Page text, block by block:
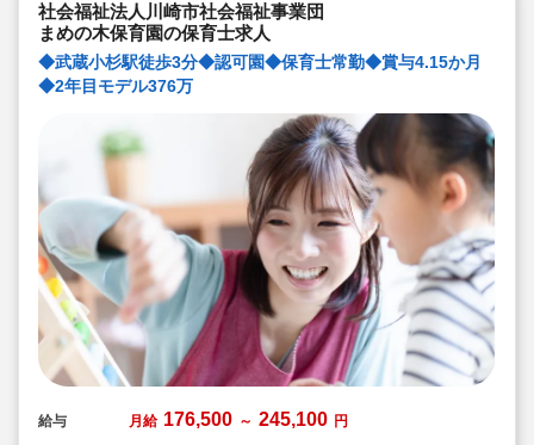
社会福祉法人川崎市社会福祉事業団
まめの木保育園の保育士求人
◆武蔵小杉駅徒歩3分◆認可園◆保育士常勤◆賞与4.15か月
◆2年目モデル376万
給与 月給 176,500 ～ 245,100 円